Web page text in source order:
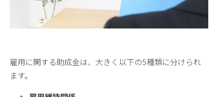
雇用に関する助成金は、大きく以下の5種類に分けられ
ます。